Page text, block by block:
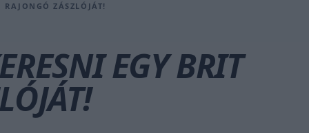
RAJONGÓ ZÁSZLÓJÁT!
EGY BRIT